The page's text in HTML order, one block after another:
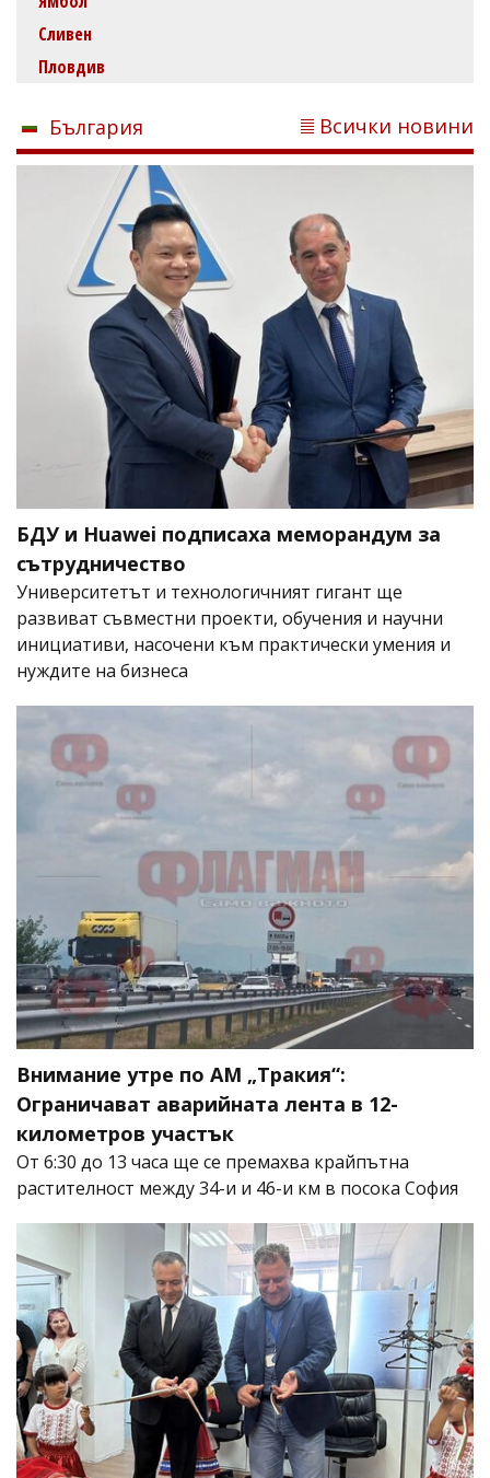
Сливен
Пловдив
България Всички новини
БДУ и Huawei подписаха меморандум за
сътрудничество
Университетът и технологичният гигант ще
развиват съвместни проекти, обучения и научни
инициативи, насочени към практически умения и
нуждите на бизнеса
Внимание утре по АМ „Тракия“:
Ограничават аварийната лента в 12-
километров участък
От 6:30 до 13 часа ще се премахва крайпътна
растителност между 34-и и 46-и км в посока София